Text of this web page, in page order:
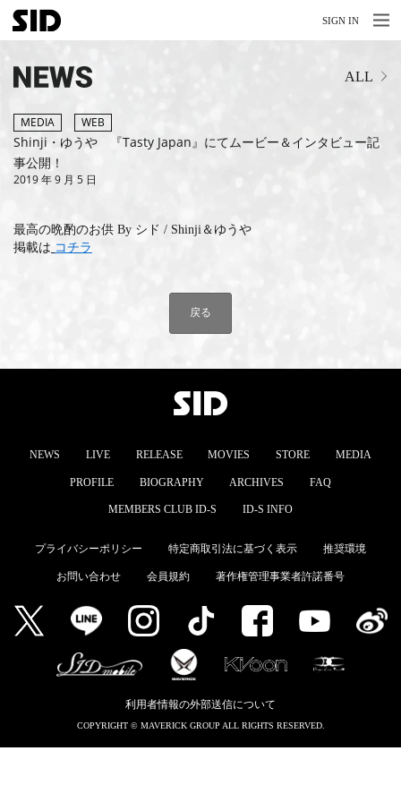
SIGN IN
NEWS
MEDIA
BIOGRAPHY
日本語
English
ALL
MEDIA WEB
Shinji・ゆうや 『Tasty Japan』にてムービー＆インタビュー記
事公開！
2019 年 9 月 5 日
最高の晩酌のお供 By シド / Shinji＆ゆうや
掲載は コチラ
戻る
NEWS LIVE RELEASE MOVIES STORE MEDIA
PROFILE BIOGRAPHY ARCHIVES FAQ
MEMBERS CLUB ID-S ID-S INFO
プライバシーポリシー 特定商取引法に基づく表示 推奨環境
お問い合わせ 会員規約 著作権管理事業者許諾番号
利用者情報の外部送信について
COPYRIGHT © MAVERICK GROUP ALL RIGHTS RESERVED.